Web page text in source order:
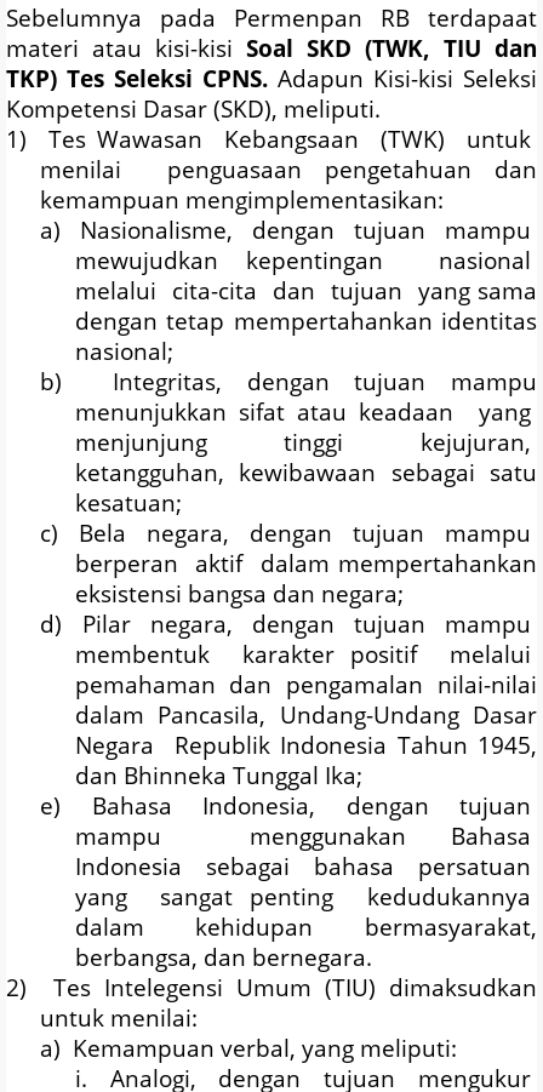
Sebelumnya pada Permenpan RB terdapaat
materi atau kisi-kisi Soal SKD (TWK, TIU dan
TKP) Tes Seleksi CPNS. Adapun Kisi-kisi Seleksi
Kompetensi Dasar (SKD), meliputi.
1)
Tes Wawasan Kebangsaan (TWK)
untuk
menilai
penguasaan pengetahuan dan
kemampuan mengimplementasikan:
a)
Nasionalisme, dengan tujuan
mampu
mewujudkan kepentingan
nasional
melalui cita-cita dan tujuan yang sama
dengan tetap mempertahankan identitas
nasional;
b)
Integritas, dengan tujuan mampu
menunjukkan sifat atau keadaan
yang
menjunjung
tinggi
kejujuran,
ketangguhan, kewibawaan sebagai satu
kesatuan;
c)
Bela negara, dengan tujuan
mampu
berperan
aktif
dalam mempertahankan
eksistensi bangsa dan negara;
d)
Pilar negara, dengan tujuan
mampu
membentuk
karakter positif
melalui
pemahaman dan pengamalan nilai-nilai
dalam Pancasila, Undang-Undang Dasar
Negara
Republik Indonesia Tahun 1945,
dan Bhinneka Tunggal Ika;
e)
Bahasa Indonesia, dengan
tujuan
mampu
menggunakan Bahasa
Indonesia
sebagai bahasa
persatuan
yang
sangat penting
kedudukannya
dalam
kehidupan
bermasyarakat,
berbangsa, dan bernegara.
2)
Tes Intelegensi Umum (TIU) dimaksudkan
untuk menilai:
a) Kemampuan verbal, yang meliputi:
i.
Analogi, dengan tujuan
mengukur